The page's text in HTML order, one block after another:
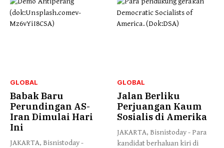
GLOBAL
Babak Baru
Perundingan AS-
Iran Dimulai Hari
Ini
JAKARTA, Bisnistoday -
GLOBAL
Jalan Berliku
Perjuangan Kaum
Sosialis di Amerika
JAKARTA, Bisnistoday - Para
kandidat berhaluan kiri di